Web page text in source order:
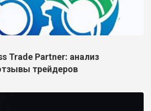
Trade Partner: анализ
трейдеров